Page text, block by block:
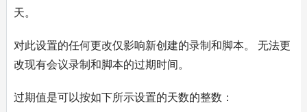
天。
对此设置的任何更改仅影响新创建的录制和脚本。 无法更
改现有会议录制和脚本的过期时间。
过期值是可以按如下所示设置的天数的整数：